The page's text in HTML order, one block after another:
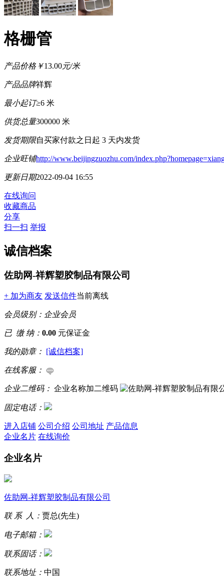
格栅管
产品价格￥13.00元/米
产品品牌祥辉
最小起订≥6 米
供货总量300000 米
发货期限自买家付款之日起 3 天内发货
企业旺铺http://www.beijingzuozhu.com/
更新日期2022-09-04 16:55
在线询问
收藏商品
分享
扫一扫 举报
诚信档案
佐助网-祥辉塑胶制品有限公司
+ 加为商友 发送信件当前离线
会员级别： 企业会员
已 缴 纳： 0.00 元保证金
我的勋章： [诚信档案]
在线客服：
企业二维码： 企业名称加二维码
固定电话：
进入店铺 公司介绍 公司地址 产品信息
企业名片 在线询价
企业名片
佐助网-祥辉塑胶制品有限公司
联 系 人： 贾总(先生)
电子邮箱：
联系固话：
联系地址： 中国